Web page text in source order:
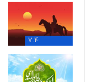
7.4